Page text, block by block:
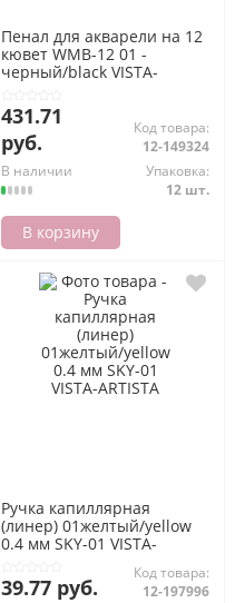
Пенал для акварели на 12
кювет WMB-12 01 -
черный/black VISTA-
431.71
руб.
Код товара:
12-149324
В наличии
Упаковка:
12 шт.
В корзину
Ручка капиллярная
(линер) 01желтый/yellow
0.4 мм SKY-01 VISTA-
39.77 руб.
Код товара:
12-197996